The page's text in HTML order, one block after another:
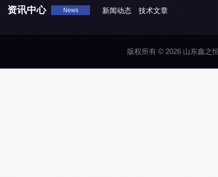
资讯中心 News 新闻动态 技术文章
版权所有 © 2026 山东鑫之